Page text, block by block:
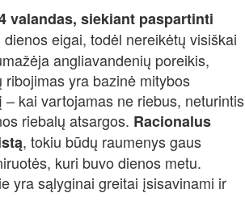
valandas, siekiant paspartinti
eigai, todėl nereikėtų visiškai
angliavandenių poreikis,
yra bazinė mitybos
kai vartojamas ne riebus, neturintis
riebalų atsargos. Racionalus
, tokiu būdų raumenys gaus
kuri buvo dienos metu.
yra sąlyginai greitai įsisavinami ir